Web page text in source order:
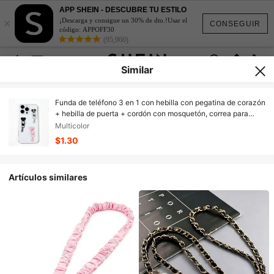
CONSEGUIR
×
APP SHEIN - DESCUBRE TU ESTILO
¡Descarga y consigue un 30% de dto.!Usar el
código: APPOFF30
(95,960)
Similar
Funda de teléfono 3 en 1 con hebilla con pegatina de corazón
+ hebilla de puerta + cordón con mosquetón, correa para
teléfono móvil DIY, material de aleación metálica, con
adhesivo fuerte que no deja rastros, accesorios para funda de
teléfono, cadena para teléfono, llavero, adornos decorativos
Multicolor
$1.30
Artículos similares